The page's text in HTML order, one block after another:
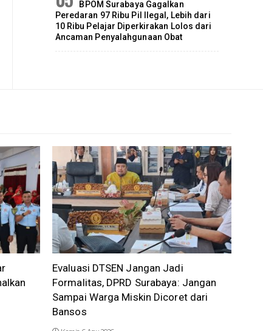
BPOM Surabaya Gagalkan
Peredaran 97 Ribu Pil Ilegal, Lebih dari
10 Ribu Pelajar Diperkirakan Lolos dari
Ancaman Penyalahgunaan Obat
Evaluasi DTSEN Jangan Jadi
Formalitas, DPRD Surabaya: Jangan
Sampai Warga Miskin Dicoret dari
Bansos